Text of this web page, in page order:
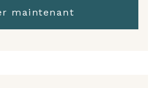
maintenant